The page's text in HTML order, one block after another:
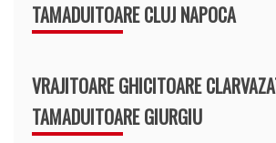
TAMADUITOARE CLUJ NAPOCA
VRAJITOARE GHICITOARE
TAMADUITOARE GIURGIU